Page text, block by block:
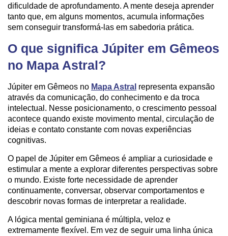
dificuldade de aprofundamento. A mente deseja aprender
tanto que, em alguns momentos, acumula informações
sem conseguir transformá-las em sabedoria prática.
O que significa Júpiter em Gêmeos
no Mapa Astral?
Júpiter em Gêmeos no Mapa Astral representa expansão
através da comunicação, do conhecimento e da troca
intelectual. Nesse posicionamento, o crescimento pessoal
acontece quando existe movimento mental, circulação de
ideias e contato constante com novas experiências
cognitivas.
O papel de Júpiter em Gêmeos é ampliar a curiosidade e
estimular a mente a explorar diferentes perspectivas sobre
o mundo. Existe forte necessidade de aprender
continuamente, conversar, observar comportamentos e
descobrir novas formas de interpretar a realidade.
A lógica mental geminiana é múltipla, veloz e
extremamente flexível. Em vez de seguir uma linha única